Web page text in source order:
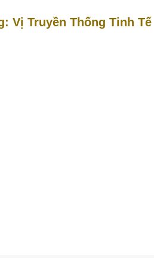
Vị Truyền Thống Tinh Tế